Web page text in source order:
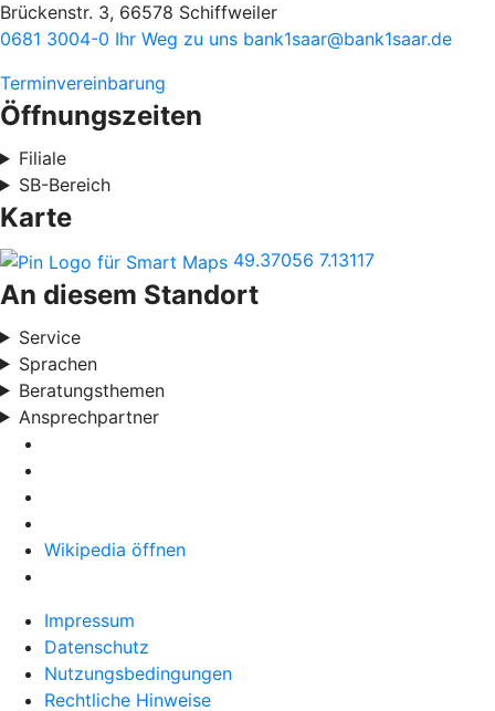
Brückenstr. 3, 66578 Schiffweiler
0681 3004-0 Ihr Weg zu uns bank1saar@bank1saar.de
Terminvereinbarung
Öffnungszeiten
Filiale
SB-Bereich
Karte
49.37056 7.13117
An diesem Standort
Service
Sprachen
Beratungsthemen
Ansprechpartner
Wikipedia öffnen
Impressum
Datenschutz
Nutzungsbedingungen
Rechtliche Hinweise